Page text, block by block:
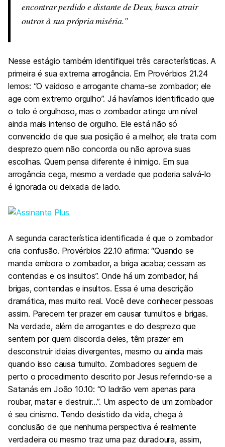
encontrar perdido e distante de Deus, busca atrair
outros à sua própria miséria.
Nesse estágio também identifiquei três características. A
primeira é sua extrema arrogância. Em Provérbios 21.24
lemos: “O vaidoso e arrogante chama-se zombador; ele
age com extremo orgulho”. Já havíamos identificado que
o tolo é orgulhoso, mas o zombador atinge um nível
ainda mais intenso de orgulho. Ele está não só
convencido de que sua posição é a melhor, ele trata com
desprezo quem não concorda ou não aprova suas
escolhas. Quem pensa diferente é inimigo. Em sua
arrogância cega, mesmo a verdade que poderia salvá-lo
é ignorada ou deixada de lado.
A segunda característica identificada é que o zombador
cria confusão. Provérbios 22.10 afirma: “Quando se
manda embora o zombador, a briga acaba; cessam as
contendas e os insultos”. Onde há um zombador, há
brigas, contendas e insultos. Essa é uma descrição
dramática, mas muito real. Você deve conhecer pessoas
assim. Parecem ter prazer em causar tumultos e brigas.
Na verdade, além de arrogantes e do desprezo que
sentem por quem discorda deles, têm prazer em
desconstruir ideias divergentes, mesmo ou ainda mais
quando isso causa tumulto. Zombadores seguem de
perto o procedimento descrito por Jesus referindo-se a
Satanás em João 10.10: “O ladrão vem apenas para
roubar, matar e destruir…”. Um aspecto de um zombador
é seu cinismo. Tendo desistido da vida, chega à
conclusão de que nenhuma perspectiva é realmente
verdadeira ou mesmo traz uma paz duradoura, assim,